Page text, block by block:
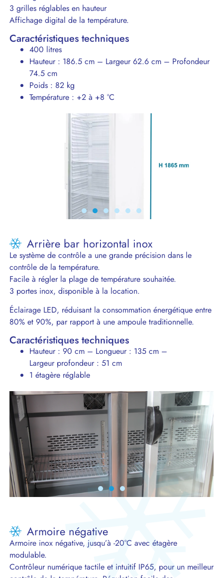
3 grilles réglables en hauteur
Affichage digital de la température.
Caractéristiques techniques
400 litres
Hauteur : 186.5 cm – Largeur 62.6 cm – Profondeur
74.5 cm
Poids : 82 kg
Température : +2 à +8 °C
Arrière bar horizontal inox
Le système de contrôle a une grande précision dans le
contrôle de la température.
Facile à régler la plage de température souhaitée.
3 portes inox, disponible à la location.
Éclairage LED, réduisant la consommation énergétique entre
80% et 90%, par rapport à une ampoule traditionnelle.
Caractéristiques techniques
Hauteur : 90 cm – Longueur : 135 cm –
Largeur profondeur : 51 cm
1 étagère réglable
Armoire négative
Armoire inox négative, jusqu’à -20°C avec étagère
modulable.
Contrôleur numérique tactile et intuitif IP65, pour un meilleur